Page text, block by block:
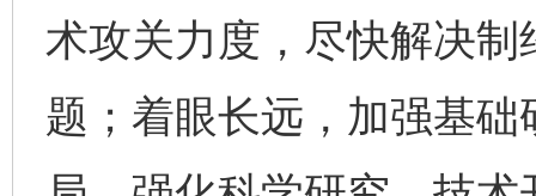
术攻关力度，尽快解决制
题；着眼长远，加强基